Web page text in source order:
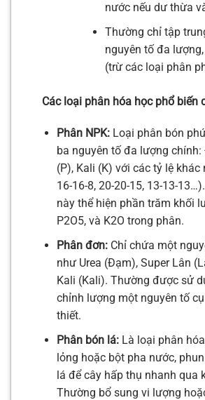
nước nếu dư thừa
Thường chỉ tập
nguyên tố đa
(trừ các loại phân
Các loại phân hóa học phổ biến
Phân NPK:Loại phân bón
ba nguyên tố đa lượng chính:
(P), Kali (K) với các tỷ lệ khác
16-16-8, 20-20-15, 13-13-
này thể hiện phần trăm khối
P2O5, và K2O trong phân.
Phân đơn:Chỉ chứa một
như Urea (Đạm), Super Lân
Kali (Kali). Thường được sử
chỉnh lượng một nguyên tố
thiết.
Phân bón lá:Là loại phân
lỏng hoặc bột pha nước,
lá để cây hấp thụ nhanh qua
Thường bổ sung vi lượng